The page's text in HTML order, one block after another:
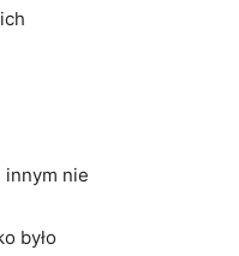
nie
było